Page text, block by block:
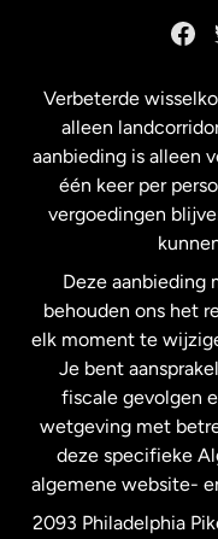
Maleisië
Nederland
Nieuw-
Spanje
Verenigd
Verbeterde
alleen
aanbieding is alleen
één keer per
vergoedingen
Deze aanbieding
behouden ons het
elk moment te
Je bent
fiscale gevolgen
wetgeving met
deze specifieke
algemene website-
2093 Philadelphia